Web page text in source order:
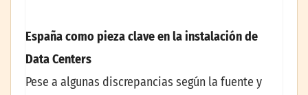
España como pieza clave en la instalación de
Data Centers
Pese a algunas discrepancias según la fuente y